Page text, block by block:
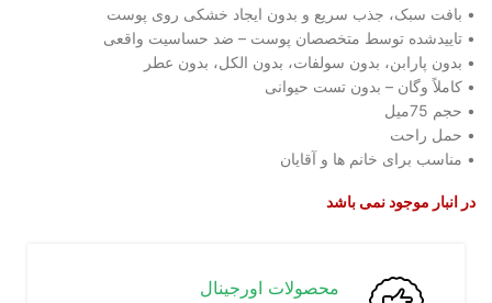
• بافت سبک، جذب سریع و بدون ایجاد خشکی روی پوست
• تاییدشده توسط متخصصان پوست – ضد حساسیت واقعی
• بدون پارابن، بدون سولفات، بدون الکل، بدون عطر
• کاملاً وگان – بدون تست حیوانی
• حجم 75میل
• حمل راحت
• مناسب برای خانم ها و آقایان
در انبار موجود نمی باشد
محصولات اورجینال